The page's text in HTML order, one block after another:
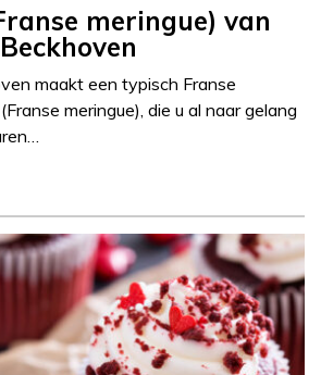
meringue) van
maakt een typisch Franse
meringue), die u al naar gelang